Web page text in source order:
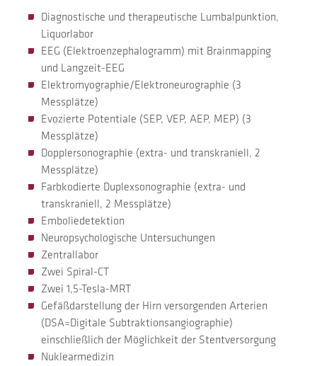
Diagnostische und therapeutische Lumbalpunktion,
Liquorlabor
EEG (Elektroenzephalogramm) mit Brainmapping
und Langzeit-EEG
Elektromyographie/Elektroneurographie (3
Messplätze)
Evozierte Potentiale (SEP, VEP, AEP, MEP) (3
Messplätze)
Dopplersonographie (extra- und transkraniell, 2
Messplätze)
Farbkodierte Duplexsonographie (extra- und
transkraniell, 2 Messplätze)
Emboliedetektion
Neuropsychologische Untersuchungen
Zentrallabor
Zwei Spiral-CT
Zwei 1,5-Tesla-MRT
Gefäßdarstellung der Hirn versorgenden Arterien
(DSA=Digitale Subtraktionsangiographie)
einschließlich der Möglichkeit der Stentversorgung
Nuklearmedizin